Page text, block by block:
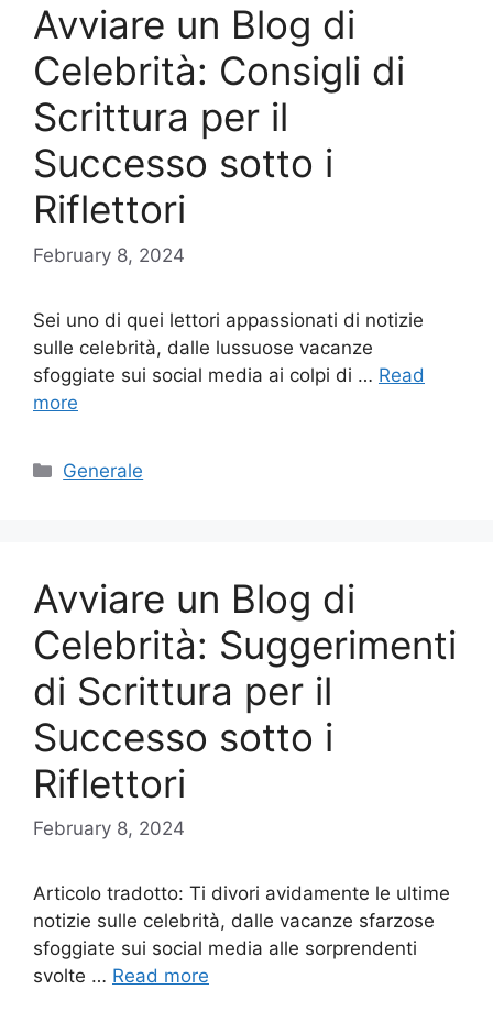
Avviare un Blog di
Celebrità: Consigli di
Scrittura per il
Successo sotto i
Riflettori
February 8, 2024
Sei uno di quei lettori appassionati di notizie
sulle celebrità, dalle lussuose vacanze
sfoggiate sui social media ai colpi di … Read
more
Categories
Generale
Avviare un Blog di
Celebrità: Suggerimenti
di Scrittura per il
Successo sotto i
Riflettori
February 8, 2024
Articolo tradotto: Ti divori avidamente le ultime
notizie sulle celebrità, dalle vacanze sfarzose
sfoggiate sui social media alle sorprendenti
svolte … Read more